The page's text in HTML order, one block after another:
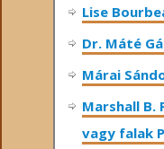
Lise
Dr. Máté
Márai
Marshall B.
vagy falak